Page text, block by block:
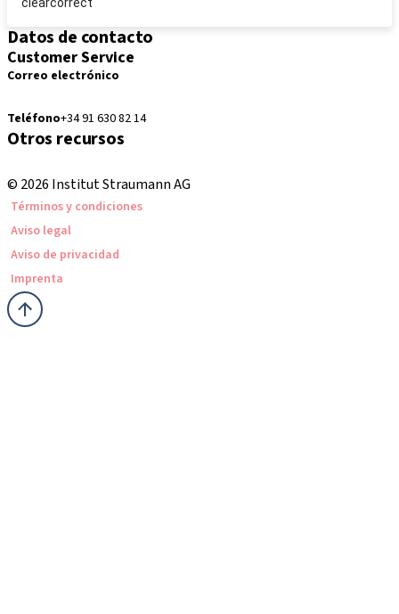
Datos de contacto
Customer Service
Correo electrónico
Teléfono+34 91 630 82 14
Otros recursos
© 2026 Institut Straumann AG
Términos y condiciones
Aviso legal
Aviso de privacidad
Imprenta